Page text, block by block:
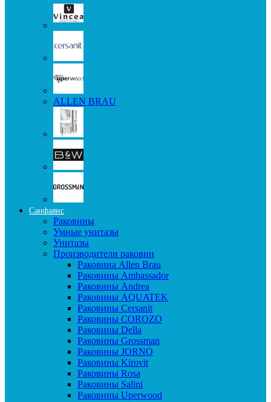
ALLEN BRAU
Санфаянс
Раковины
Умные унитазы
Унитазы
Производители раковин
Раковина Allen Brau
Раковины Ambassador
Раковины Andrea
Раковины AQUATEK
Раковины Cersanit
Раковины COROZO
Раковины Della
Раковины Grossman
Раковины JORNO
Раковины Kirovit
Раковины Rosa
Раковины Salini
Раковины Uperwood